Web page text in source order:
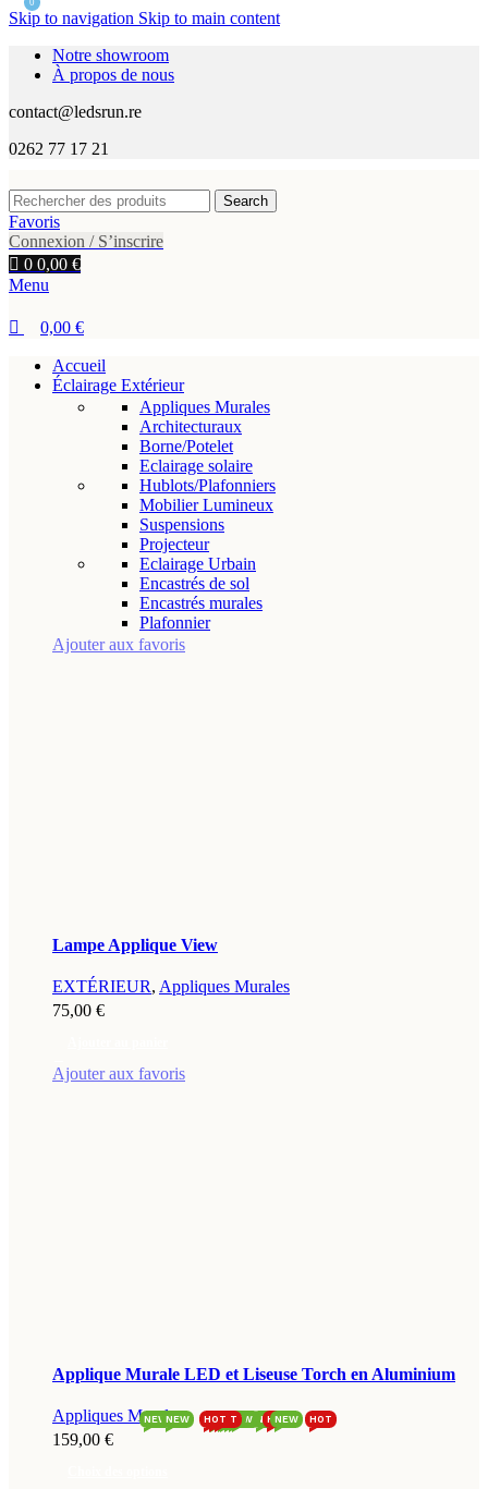
Skip to navigation Skip to main content
Notre showroom
À propos de nous
contact@ledsrun.re
0262 77 17 21
Search
Favoris
Connexion / S’inscrire
0 0,00 €
Menu
0
0,00 €
Accueil
Éclairage Extérieur
Appliques Murales
Architecturaux
NEW
Borne/Potelet
Eclairage solaire
Hublots/Plafonniers
Mobilier Lumineux
NEW
Suspensions
Projecteur
Eclairage Urbain
Encastrés de sol
NEW
Encastrés murales
Plafonnier
Ajouter aux favoris
Lampe Applique View
EXTÉRIEUR, Appliques Murales
75,00 €
Ajouter aux favoris
Applique Murale LED et Liseuse Torch en Aluminium
Appliques Murales
159,00 €
NEW
NEWNEW HOT
NEWNEW HOT
NEW
HOT NEW
HOT
HOT